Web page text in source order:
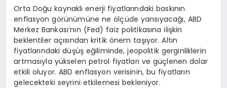
Orta Doğu kaynaklı enerji fiyatlarındaki baskının
enflasyon görünümüne ne ölçüde yansıyacağı, ABD
Merkez Bankası’nın (Fed) faiz politikasına ilişkin
beklentiler açısından kritik önem taşıyor. Altın
fiyatlarındaki düşüş eğiliminde, jeopolitik gerginliklerin
artmasıyla yükselen petrol fiyatları ve güçlenen dolar
etkili oluyor. ABD enflasyon verisinin, bu fiyatların
gelecekteki seyrini etkilemesi bekleniyor.